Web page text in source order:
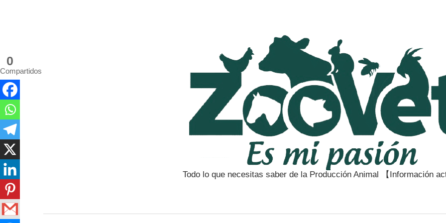
Todo lo que necesitas saber de la Producción Animal 【Información
0
Compartidos